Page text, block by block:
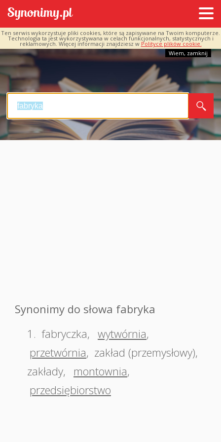
Ten serwis wykorzystuje pliki cookies, które są zapisywane na Twoim komputerze.
Technologia ta jest wykorzystywana w celach funkcjonalnych, statystycznych i
reklamowych. Więcej informacji znajdziesz w Polityce plików cookie.
Wiem, zamknij
Synonimy do słowa fabryka
1. fabryczka, wytwórnia,
przetwórnia, zakład (przemysłowy),
zakłady, montownia,
przedsiębiorstwo